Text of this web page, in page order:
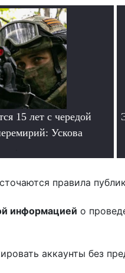
15 лет с чередой
Ускова
правила
информацией о
аккаунты без